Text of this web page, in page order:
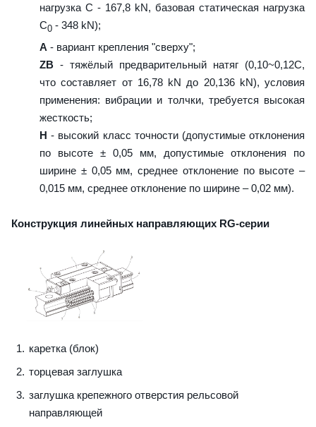
нагрузка C - 167,8 kN, базовая статическая нагрузка
С0 - 348 kN);
A - вариант крепления "сверху";
ZB - тяжёлый предварительный натяг (0,10~0,12C,
что составляет от 16,78 kN до 20,136 kN), условия
применения: вибрации и толчки, требуется высокая
жесткость;
H - высокий класс точности (допустимые отклонения
по высоте ± 0,05 мм, допустимые отклонения по
ширине ± 0,05 мм, среднее отклонение по высоте –
0,015 мм, среднее отклонение по ширине – 0,02 мм).
Конструкция линейных направляющих RG-серии
каретка (блок)
торцевая заглушка
заглушка крепежного отверстия рельсовой
направляющей